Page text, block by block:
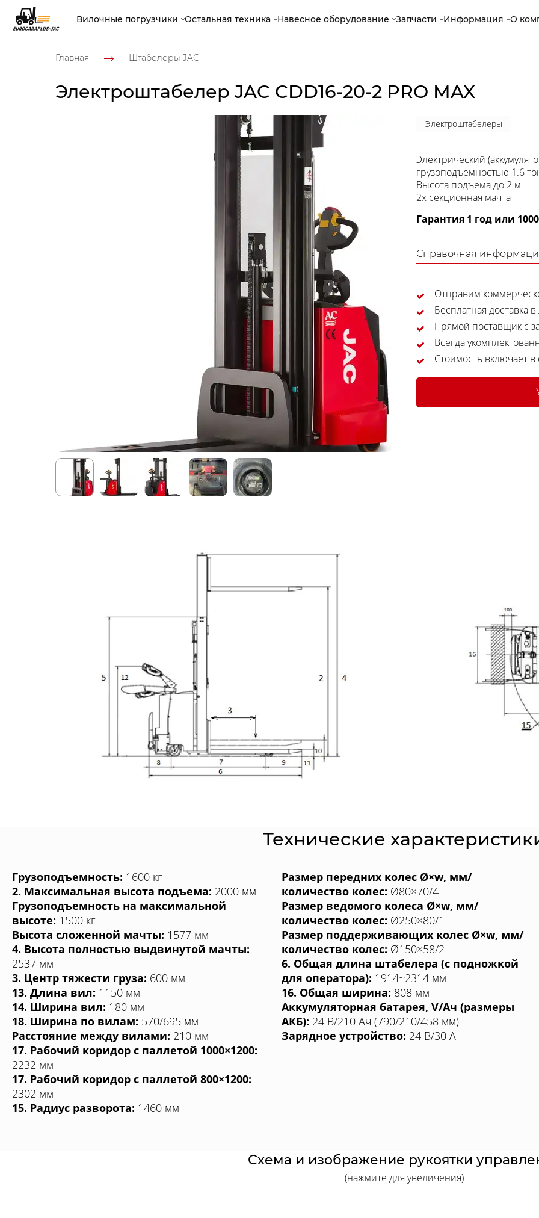
Вилочные погрузчики Остальная техника Навесное оборудование Запчасти Информация О
Главная Штабелеры JAC
Электроштабелер JAC CDD16-20-2 PRO MAX
Электроштабелеры
Электрический
грузоподъемностью 1.6
Высота подъема до 2 м
2х секционная мачта
Гарантия 1 год или
Справочная
Отправим
Бесплатная доставка
Прямой поставщик с
Всегда
Стоимость включает
Технические
Грузоподъемность: 1600 кг
2. Максимальная высота подъема: 2000 мм
Грузоподъемность на максимальной
высоте: 1500 кг
Высота сложенной мачты: 1577 мм
4. Высота полностью выдвинутой мачты:
2537 мм
3. Центр тяжести груза: 600 мм
13. Длина вил: 1150 мм
14. Ширина вил: 180 мм
18. Ширина по вилам: 570/695 мм
Расстояние между вилами: 210 мм
17. Рабочий коридор с паллетой 1000×1200:
2232 мм
17. Рабочий коридор с паллетой 800×1200:
2302 мм
15. Радиус разворота: 1460 мм
Размер передних колес Ø×w, мм/
количество колес: Ø80×70/4
Размер ведомого колеса Ø×w, мм/
количество колес: Ø250×80/1
Размер поддерживающих колес Ø×w, мм/
количество колес: Ø150×58/2
6. Общая длина штабелера (с подножкой
для оператора): 1914~2314 мм
16. Общая ширина: 808 мм
Аккумуляторная батарея, V/Aч (размеры
АКБ): 24 В/210 Aч (790/210/458 мм)
Зарядное устройство: 24 В/30 A
Схема и изображение рукоятки
(нажмите для увеличения)